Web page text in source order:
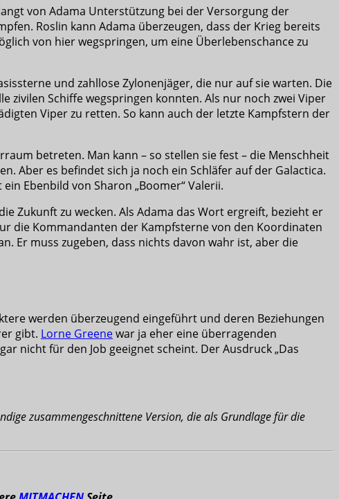
von Adama Unterstützung bei der Versorgung der
Roslin kann Adama überzeugen, dass der Krieg bereits
von hier wegspringen, um eine Überlebenschance zu
und zahllose Zylonenjäger, die nur auf sie warten. Die
zivilen Schiffe wegspringen konnten. Als nur noch zwei Viper
Viper zu retten. So kann auch der letzte Kampfstern der
betreten. Man kann – so stellen sie fest – die Menschheit
Aber es befindet sich ja noch ein Schläfer auf der Galactica.
Ebenbild von Sharon „Boomer“ Valerii.
Zukunft zu wecken. Als Adama das Wort ergreift, bezieht er
die Kommandanten der Kampfsterne von den Koordinaten
Er muss zugeben, dass nichts davon wahr ist, aber die
werden überzeugend eingeführt und deren Beziehungen
gibt. Lorne Greenewar ja eher eine überragenden
nicht für den Job geeignet scheint. Der Ausdruck „Das
zusammengeschnittene Version, die als Grundlage für die